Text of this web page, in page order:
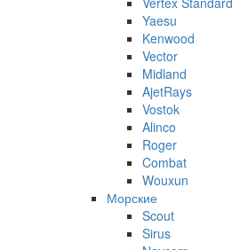
Yaesu
Kenwood
Vector
Midland
AjetRays
Vostok
Alinco
Roger
Combat
Wouxun
Морские
Scout
Sirus